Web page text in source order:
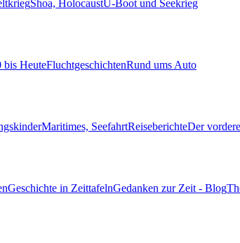
Shoa, HolocaustU-Boot und Seekrieg
bis HeuteFluchtgeschichtenRund ums Auto
Maritimes, SeefahrtReiseberichteDer
Geschichte in ZeittafelnGedanken zur Zeit - Blog